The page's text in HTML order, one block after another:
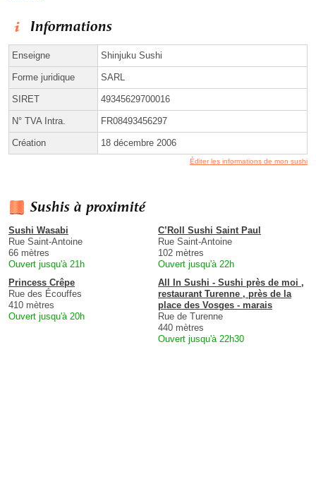
Informations
Enseigne Shinjuku Sushi
Forme juridique SARL
SIRET 49345629700016
N° TVA Intra. FR08493456297
Création 18 décembre 2006
Éditer les informations de mon sushi
Sushis à proximité
Sushi Wasabi
Rue Saint-Antoine
66 mètres
Ouvert jusqu'à 21h
C’Roll Sushi Saint Paul
Rue Saint-Antoine
102 mètres
Ouvert jusqu'à 22h
Princess Crêpe
Rue des Écouffes
410 mètres
Ouvert jusqu'à 20h
All In Sushi - Sushi près de moi ,
restaurant Turenne , près de la
place des Vosges - marais
Rue de Turenne
440 mètres
Ouvert jusqu'à 22h30